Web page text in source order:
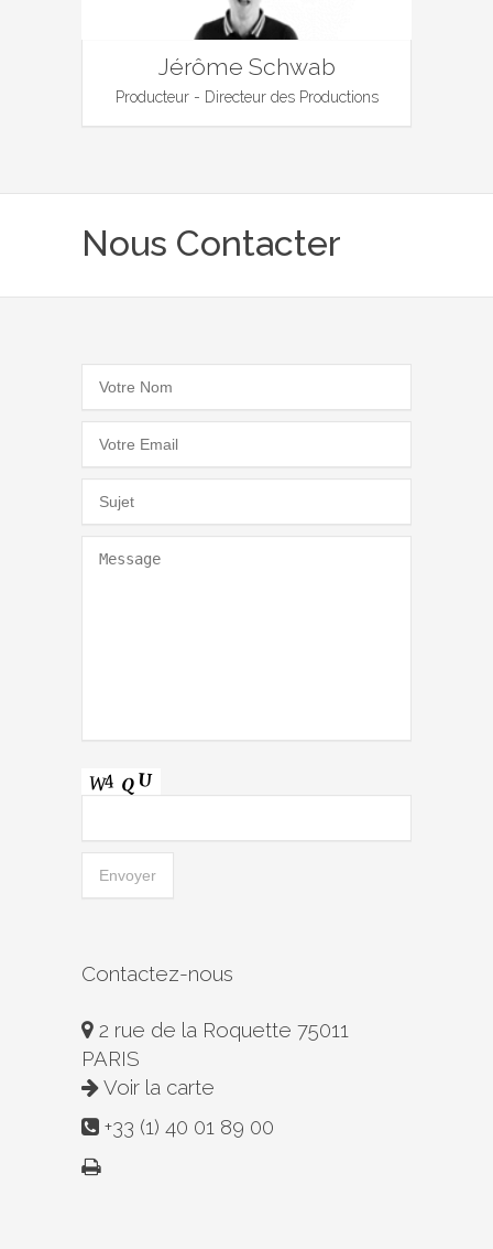
Jérôme Schwab
Producteur - Directeur des Productions
Nous Contacter
Contactez-nous
2 rue de la Roquette 75011
PARIS
Voir la carte
+33 (1) 40 01 89 00